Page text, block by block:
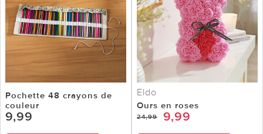
Pochette 48 crayons de
couleur
9,99
Eldo
Ours en roses
24,99 9,99